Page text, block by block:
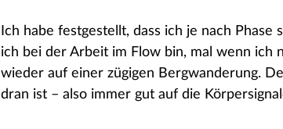
Ich habe festgestellt, dass ich je nach
ich bei der Arbeit im Flow bin, mal wenn ich
wieder auf einer zügigen Bergwanderung.
dran ist – also immer gut auf die